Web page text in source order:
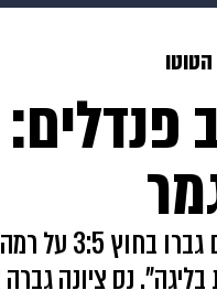
משפט תשעה חודשים
נס ציונה גברה 0:2 על הרצליה